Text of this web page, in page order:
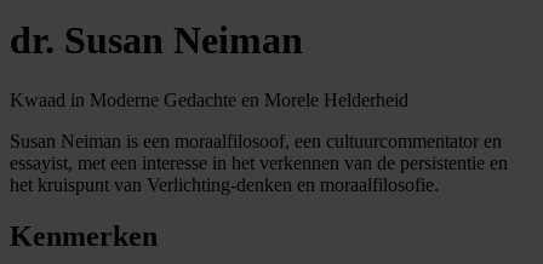
dr. Susan Neiman
Kwaad in Moderne Gedachte en Morele Helderheid
Susan Neiman is een moraalfilosoof, een cultuurcommentator en
essayist, met een interesse in het verkennen van de persistentie en
het kruispunt van Verlichting-denken en moraalfilosofie.
Kenmerken